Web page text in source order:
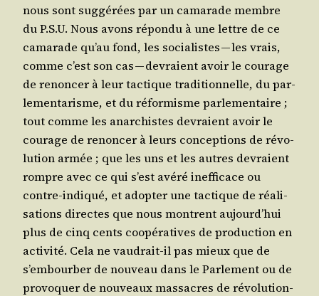
nous sont sug­gé­rées par un cama­rade membre
du P.S.U. Nous avons répon­du à une lettre de ce
cama­rade qu’au fond, les socia­listes — les vrais,
comme c’est son cas — devraient avoir le cou­rage
de renon­cer à leur tac­tique tra­di­tion­nelle, du par­
le­men­ta­risme, et du réfor­misme par­le­men­taire ;
tout comme les anar­chistes devraient avoir le
cou­rage de renon­cer à leurs concep­tions de révo­
lu­tion armée ; que les uns et les autres devraient
rompre avec ce qui s’est avé­ré inef­fi­cace ou
contre-indi­qué, et adop­ter une tac­tique de réa­li­
sa­tions directes que nous montrent aujourd’­hui
plus de cinq cents coopé­ra­tives de pro­duc­tion en
acti­vi­té. Cela ne vau­drait-il pas mieux que de
s’embourber de nou­veau dans le Par­le­ment ou de
pro­vo­quer de nou­veaux mas­sacres de révo­lu­tion­